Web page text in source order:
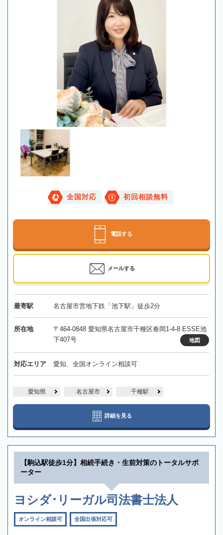
全国対応 初回相談無料
電話する
メールする
最寄駅 名古屋市営地下鉄「池下駅」徒歩2分
所在地
〒464-0848 愛知県名古屋市千種区春岡1-4-8 ESSE池
下407号
地図
対応エリア 愛知、全国オンライン相談可
愛知県 名古屋市 千種駅
詳細を見る
【駒込駅徒歩1分】相続手続き・生前対策のトータルサポ
ーター
ヨシダ･リーガル司法書士法人
オンライン相談可 全国出張対応可